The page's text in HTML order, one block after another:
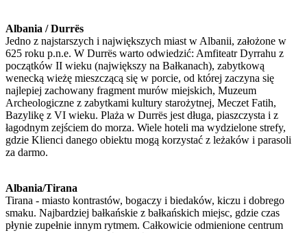
Albania / Durrës
Jedno z najstarszych i największych miast w Albanii, założone w
625 roku p.n.e. W Durrës warto odwiedzić: Amfiteatr Dyrrahu z
początków II wieku (największy na Bałkanach), zabytkową
wenecką wieżę mieszczącą się w porcie, od której zaczyna się
najlepiej zachowany fragment murów miejskich, Muzeum
Archeologiczne z zabytkami kultury starożytnej, Meczet Fatih,
Bazylikę z VI wieku. Plaża w Durrës jest długa, piaszczysta i z
łagodnym zejściem do morza. Wiele hoteli ma wydzielone strefy,
gdzie Klienci danego obiektu mogą korzystać z leżaków i parasoli
za darmo.
Albania/Tirana
Tirana - miasto kontrastów, bogaczy i biedaków, kiczu i dobrego
smaku. Najbardziej bałkańskie z bałkańskich miejsc, gdzie czas
płynie zupełnie innym rytmem. Całkowicie odmienione centrum